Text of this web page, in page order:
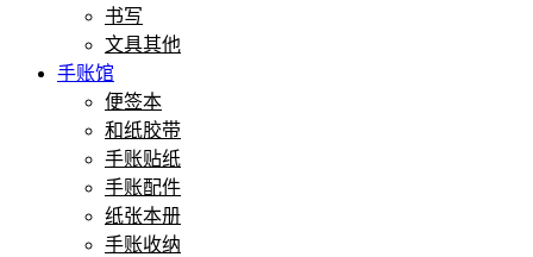
书写
文具其他
手账馆
便签本
和纸胶带
手账贴纸
手账配件
纸张本册
手账收纳